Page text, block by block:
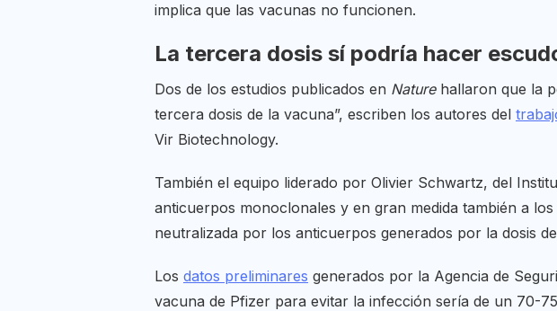
implica que las vacunas no funcionen.
La tercera dosis sí podría hacer
Dos de los estudios publicados en Naturehallaron que la
tercera dosis de la vacuna”, escriben los autores del
Vir Biotechnology.
También el equipo liderado por Olivier Schwartz, del
anticuerpos monoclonales y en gran medida también a
neutralizada por los anticuerpos generados por la dosis
Los datos preliminares generados por la Agencia de
vacuna de Pfizer para evitar la infección sería de un 70-